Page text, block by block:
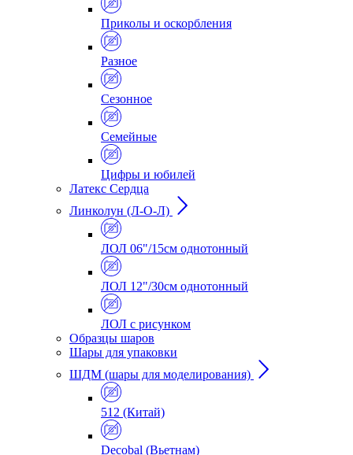
Приколы и оскорбления
Разное
Сезонное
Семейные
Цифры и юбилей
Латекс Сердца
Линколун (Л-О-Л)
ЛОЛ 06"/15см однотонный
ЛОЛ 12"/30см однотонный
ЛОЛ с рисунком
Образцы шаров
Шары для упаковки
ШДМ (шары для моделирования)
512 (Китай)
Decobal (Вьетнам)